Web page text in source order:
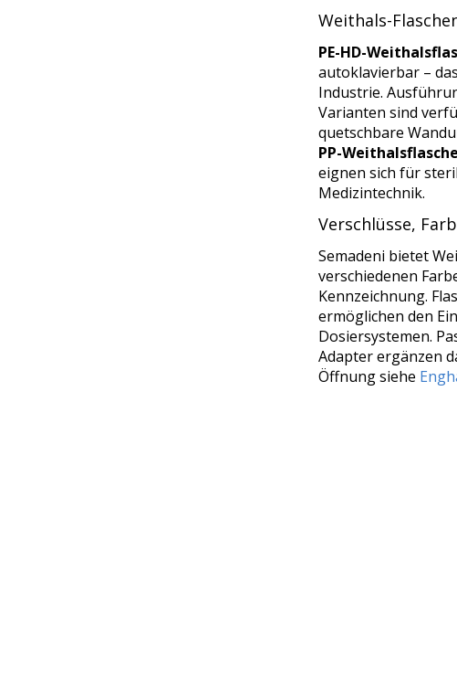
Weithals-
PE-HD-
autoklavierbar –
Industrie.
Varianten sind
quetschbare
PP-
eignen sich für
Medizintechnik.
Verschlüsse,
Semadeni bietet
verschiedenen
Kennzeichnung.
ermöglichen den
Dosiersystemen.
Adapter ergänzen
Öffnung siehe